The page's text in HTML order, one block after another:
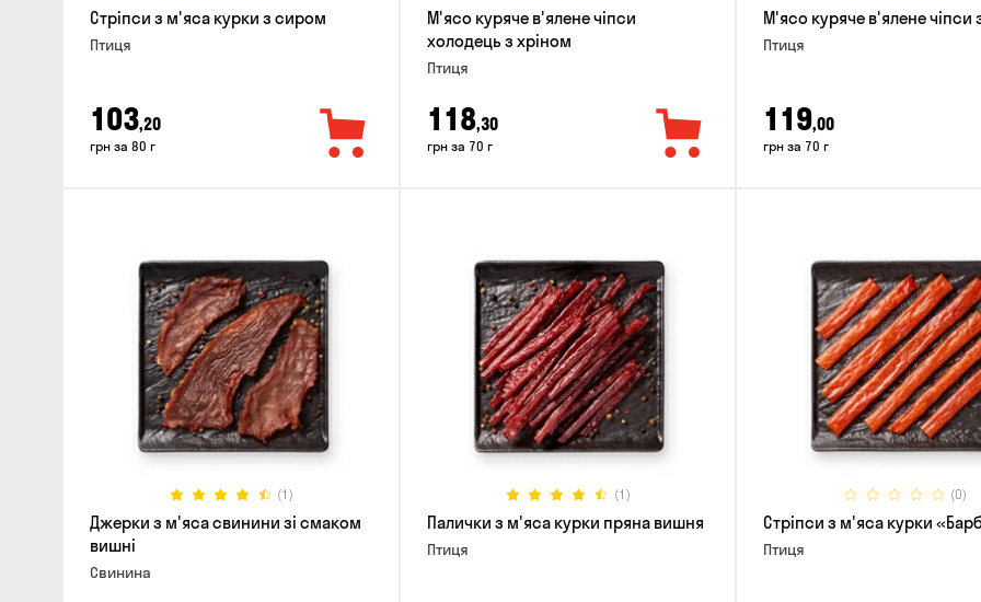
Стріпси з м'яса курки з сиром
Птиця
103,20
грн за 80 г
М'ясо куряче в'ялене чіпси
холодець з хріном
Птиця
118,30
грн за 70 г
М'ясо куряче в'ялене чіпси
Птиця
119,00
грн за 70 г
(1)
Джерки з м'яса свинини зі смаком
вишні
Свинина
(1)
Палички з м'яса курки пряна вишня
Птиця
(0)
Стріпси з м'яса курки
Птиця